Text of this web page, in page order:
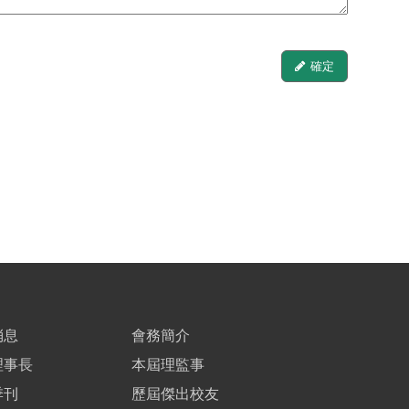
確定
會務簡介
事長
本屆理監事
歷屆傑出校友